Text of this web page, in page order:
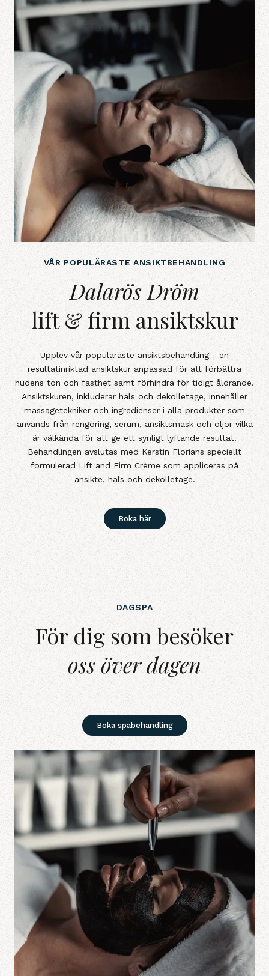
VÅR POPULÄRASTE ANSIKTBEHANDLING
Dalarös Drömlift &amp; firm
Dalarös Dröm
lift & firm ansiktskur
Upplev vår populäraste ansiktsbehandling - en
resultatinriktad ansiktskur anpassad för att förbättra
hudens ton och fasthet samt förhindra för tidigt åldrande.
Ansiktskuren, inkluderar hals och dekolletage, innehåller
massagetekniker och ingredienser i alla produkter som
används från rengöring, serum, ansiktsmask och oljor vilka
är välkända för att ge ett synligt lyftande resultat.
Behandlingen avslutas med Kerstin Florians speciellt
formulerad Lift and Firm Crème som appliceras på
ansikte, hals och dekolletage.
Boka här
DAGSPA
För dig som besöker oss över
För dig som besöker
oss över dagen
Boka spabehandling